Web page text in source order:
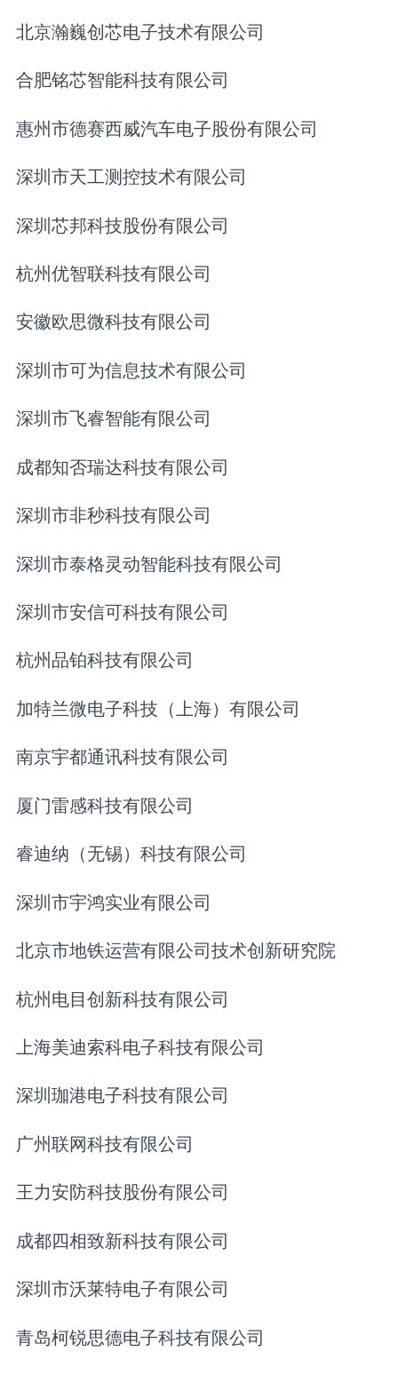
北京瀚巍创芯电子技术有限公司
合肥铭芯智能科技有限公司
惠州市德赛西威汽车电子股份有限公司
深圳市天工测控技术有限公司
深圳芯邦科技股份有限公司
杭州优智联科技有限公司
安徽欧思微科技有限公司
深圳市可为信息技术有限公司
深圳市飞睿智能有限公司
成都知否瑞达科技有限公司
深圳市非秒科技有限公司
深圳市泰格灵动智能科技有限公司
深圳市安信可科技有限公司
杭州品铂科技有限公司
加特兰微电子科技（上海）有限公司
南京宇都通讯科技有限公司
厦门雷感科技有限公司
睿迪纳（无锡）科技有限公司
深圳市宇鸿实业有限公司
北京市地铁运营有限公司技术创新研究院
杭州电目创新科技有限公司
上海美迪索科电子科技有限公司
深圳珈港电子科技有限公司
广州联网科技有限公司
王力安防科技股份有限公司
成都四相致新科技有限公司
深圳市沃莱特电子有限公司
青岛柯锐思德电子科技有限公司